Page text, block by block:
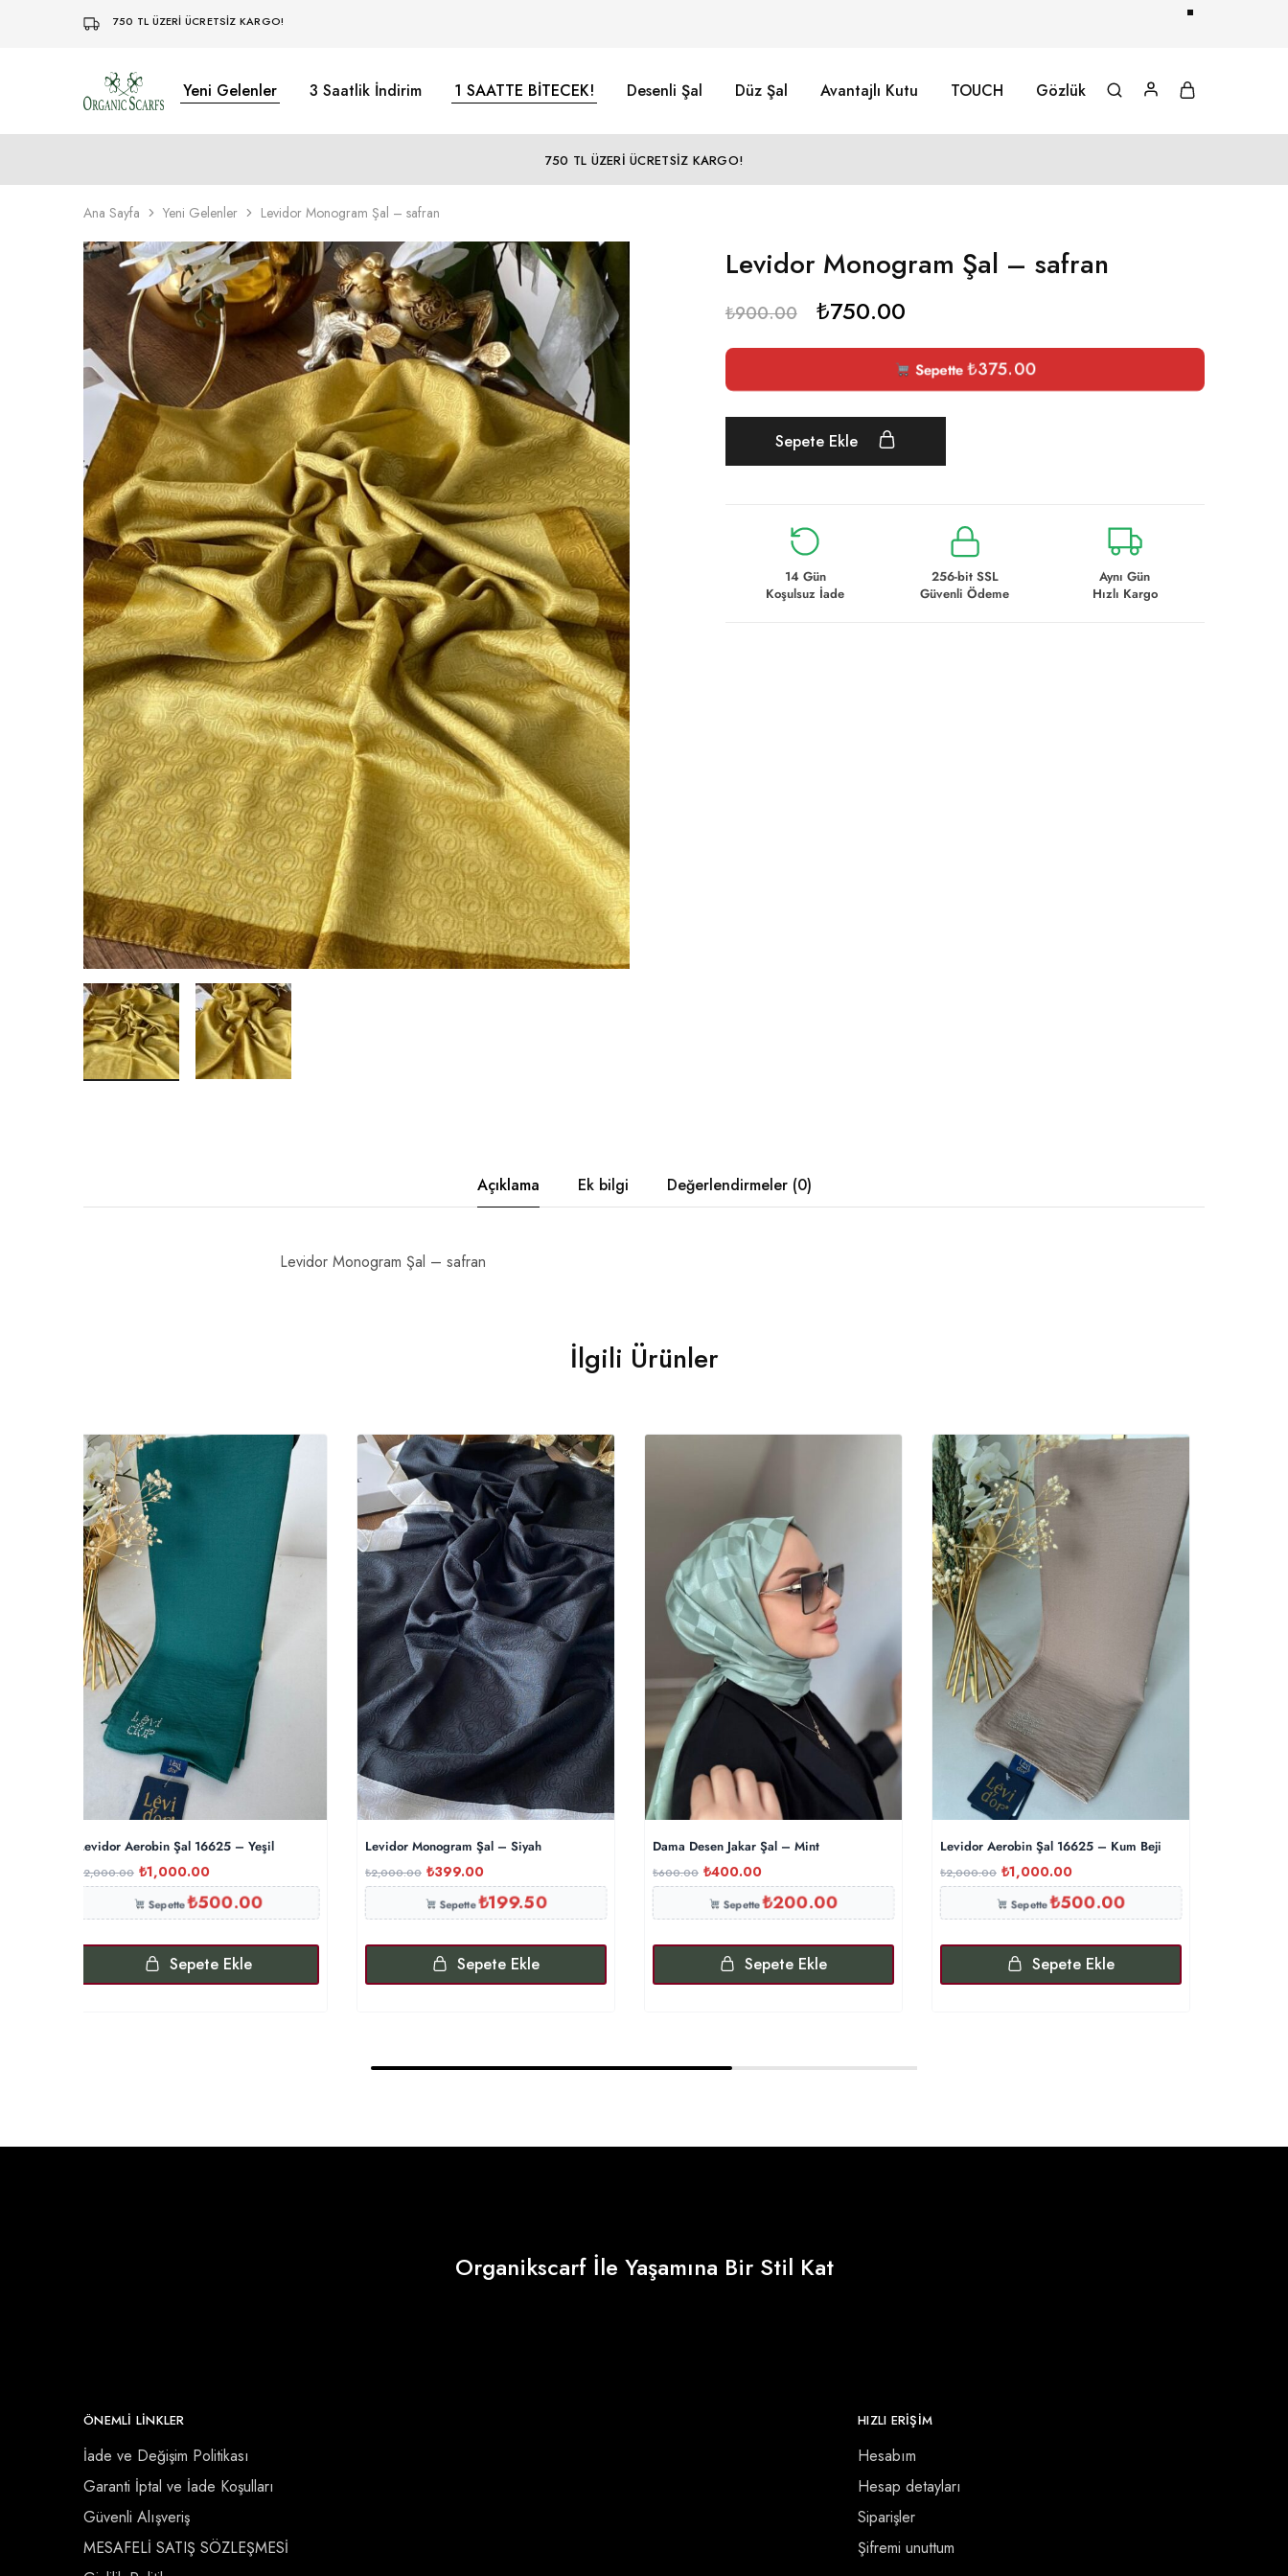
750 TL ÜZERİ ÜCRETSİZ KARGO!
Organikscarf Yeni Gelenler 3 Saatlik İndirim 1 SAATTE BİTECEK! Desenli Şal Düz Şal Avantajlı Kutu TOUCH Gözlük
750 TL ÜZERİ ÜCRETSİZ KARGO!
Ana Sayfa Yeni Gelenler Levidor Monogram Şal – safran
Levidor Monogram Şal – safran
₺900.00 ₺750.00
Sepette₺375.00
Sepete Ekle
14 Gün
Koşulsuz İade
256-bit SSL
Güvenli Ödeme
Aynı Gün
Hızlı Kargo
Açıklama Ek bilgi Değerlendirmeler (0)
Levidor Monogram Şal – safran
İlgili Ürünler
Levidor Aerobin Şal 16625 – Yeşil
2,000.00 ₺1,000.00
Sepette₺500.00
Sepete Ekle
Levidor Monogram Şal – Siyah
₺2,000.00 ₺399.00
Sepette₺199.50
Sepete Ekle
Dama Desen Jakar Şal – Mint
₺600.00 ₺400.00
Sepette₺200.00
Sepete Ekle
Levidor Aerobin Şal 16625 – Kum Beji
₺2,000.00 ₺1,000.00
Sepette₺500.00
Sepete Ekle
Organikscarf İle Yaşamına Bir Stil Kat
ÖNEMLI LINKLER
İade ve Değişim Politikası
Garanti İptal ve İade Koşulları
Güvenli Alışveriş
MESAFELİ SATIŞ SÖZLEŞMESİ
HIZLI ERİŞİM
Hesabım
Hesap detayları
Siparişler
Şifremi unuttum